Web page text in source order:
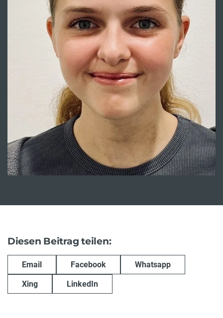
Diesen Beitrag teilen:
Email Facebook Whatsapp
Xing LinkedIn